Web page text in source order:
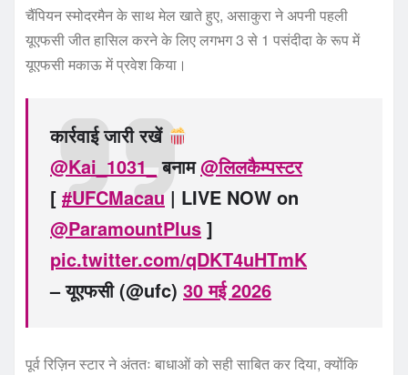
चैंपियन स्मोदरमैन के साथ मेल खाते हुए, असाकुरा ने अपनी पहली
यूएफसी जीत हासिल करने के लिए लगभग 3 से 1 पसंदीदा के रूप में
यूएफसी मकाऊ में प्रवेश किया।
कार्रवाई जारी रखें
@Kai_1031_
बनाम@लिलकैम्पस्टर
[ #UFCMacau | LIVE NOW on
@ParamountPlus ]
pic.twitter.com/qDKT4uHTmK
– यूएफसी (@ufc) 30 मई 2026
पूर्व रिज़िन स्टार ने अंततः बाधाओं को सही साबित कर दिया, क्योंकि